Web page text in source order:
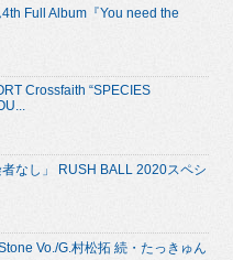
Full Album『You need the
Crossfaith “SPECIES
なし」 RUSH BALL 2020スペシ
Vo./G.村松拓 続・たっきゅん